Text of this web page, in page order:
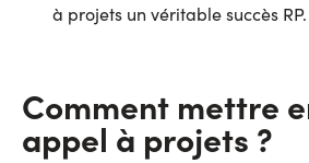
à projets un véritable succès RP.
Comment mettre
appel à projets ?